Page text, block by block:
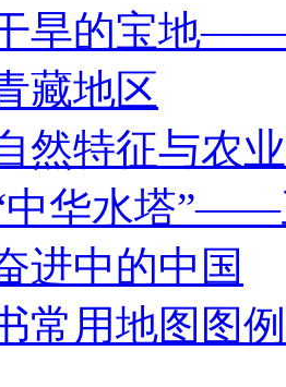
旱的宝地
藏地区
然特征与农业
中华水塔”——
进中的中国
常用地图图例